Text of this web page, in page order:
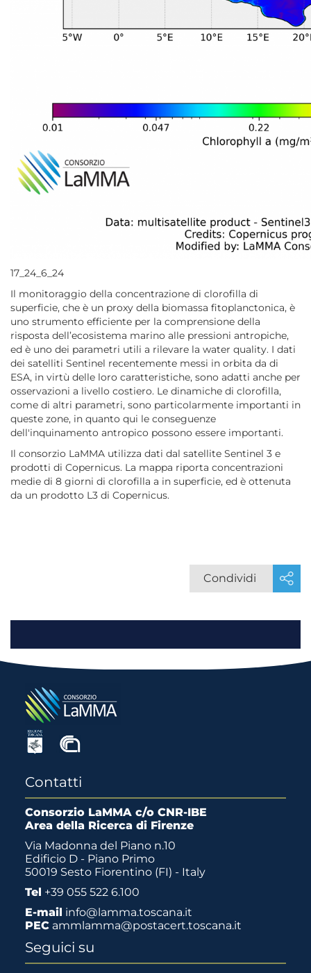
17_24_6_24
Il monitoraggio della concentrazione di clorofilla di
superficie, che è un proxy della biomassa fitoplanctonica, è
uno strumento efficiente per la comprensione della
risposta dell’ecosistema marino alle pressioni antropiche,
ed è uno dei parametri utili a rilevare la water quality. I dati
dei satelliti Sentinel recentemente messi in orbita da di
ESA, in virtù delle loro caratteristiche, sono adatti anche per
osservazioni a livello costiero. Le dinamiche di clorofilla,
come di altri parametri, sono particolarmente importanti in
queste zone, in quanto qui le conseguenze
dell'inquinamento antropico possono essere importanti.
Il consorzio LaMMA utilizza dati dal satellite Sentinel 3 e
prodotti di Copernicus. La mappa riporta concentrazioni
medie di 8 giorni di clorofilla a in superficie, ed è ottenuta
da un prodotto L3 di Copernicus.
Condividi
Contatti
Consorzio LaMMA c/o CNR-IBE
Area della Ricerca di Firenze
Via Madonna del Piano n.10
Edificio D - Piano Primo
50019 Sesto Fiorentino (FI) - Italy
Tel +39 055 522 6.100
E-mail info@lamma.toscana.it
PEC ammlamma@postacert.toscana.it
Seguici su